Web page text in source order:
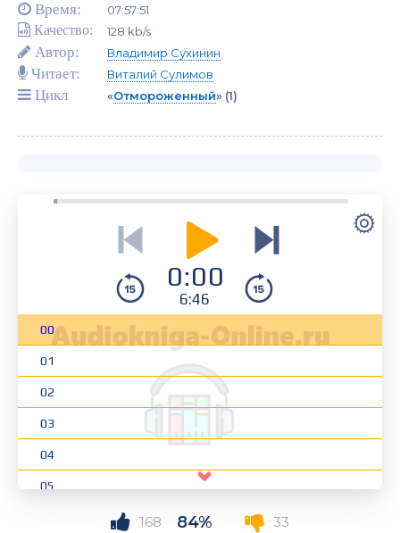
Время: 07:57:51
Качество: 128 kb/s
Автор: Владимир Сухинин
Читает: Виталий Сулимов
Цикл «Отмороженный» (1)
0:00
6:46
00
01
02
03
04
05
168 84% 33